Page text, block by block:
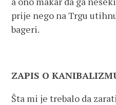
prije nego na Trgu
bageri.
ZAPIS O
Šta mi je trebalo da